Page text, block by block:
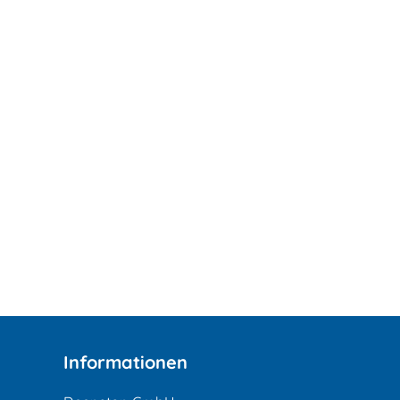
Informationen